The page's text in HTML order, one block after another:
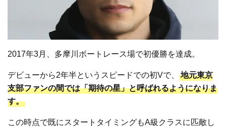
2017年3月、多摩川ボートレース場で初優勝を達成。
デビューから2年半というスピードでの初Vで、地元東京
支部ファンの間では「期待の星」と呼ばれるようになりま
す。
この時点で既にスタートタイミングもA級クラスに匹敵し